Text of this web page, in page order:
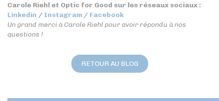
Carole Riehl et Optic for Good sur les réseaux sociaux :
Linkedin / Instagram / Facebook
Un grand merci à Carole Riehl pour avoir répondu à nos
questions !
RETOUR AU BLOG